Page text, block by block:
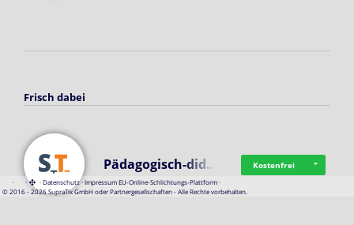
Frisch dabei
Pädagogisch-did… Kostenfrei
· · ·Datenschutz·Impressum EU-Online-Schlichtungs-Plattform·
© 2016 - 2026 SupraTix GmbH oder Partnergesellschaften - Alle Rechte vorbehalten.